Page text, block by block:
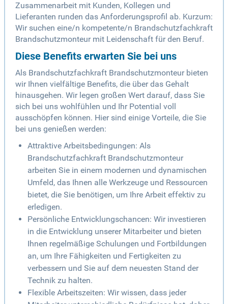
Zusammenarbeit mit Kunden, Kollegen und
Lieferanten runden das Anforderungsprofil ab. Kurzum:
Wir suchen eine/n kompetente/n Brandschutzfachkraft
Brandschutzmonteur mit Leidenschaft für den Beruf.
Diese Benefits erwarten Sie bei uns
Als Brandschutzfachkraft Brandschutzmonteur bieten
wir Ihnen vielfältige Benefits, die über das Gehalt
hinausgehen. Wir legen großen Wert darauf, dass Sie
sich bei uns wohlfühlen und Ihr Potential voll
ausschöpfen können. Hier sind einige Vorteile, die Sie
bei uns genießen werden:
Attraktive Arbeitsbedingungen: Als
Brandschutzfachkraft Brandschutzmonteur
arbeiten Sie in einem modernen und dynamischen
Umfeld, das Ihnen alle Werkzeuge und Ressourcen
bietet, die Sie benötigen, um Ihre Arbeit effektiv zu
erledigen.
Persönliche Entwicklungschancen: Wir investieren
in die Entwicklung unserer Mitarbeiter und bieten
Ihnen regelmäßige Schulungen und Fortbildungen
an, um Ihre Fähigkeiten und Fertigkeiten zu
verbessern und Sie auf dem neuesten Stand der
Technik zu halten.
Flexible Arbeitszeiten: Wir wissen, dass jeder